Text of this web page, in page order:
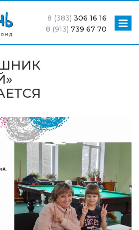
8 (383) 306 16 16
8 (913) 739 67 70